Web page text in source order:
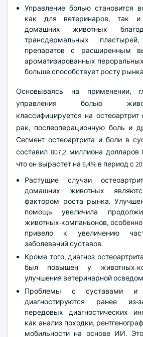
Управление болью становится
как для ветеринаров, так и
домашних животных
трансдермальных
препаратов с расширенным
ароматизированных
больше способствует росту
Основываясь на применении,
управления болью
классифицируется на
рак, послеоперационную боль и
Сегмент остеоартрита и боли в
составил 807,2 миллиона
что он вырастет на 6,4% в период с
Растущие случаи
домашних животных
фактором роста рынка.
помощь увеличила
животных-компаньонов,
привело к увеличению
заболеваний суставов.
Кроме того, диагноз
был повышен у животных-
улучшения ветеринарной
Проблемы с суставами и
диагностируются ранее из-
передовых диагностических
как анализ походки,
мобильности на основе ИИ.